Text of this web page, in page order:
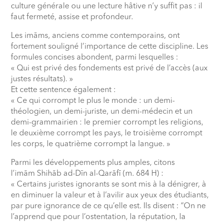
culture générale ou une lecture hâtive n’y suffit pas : il
faut fermeté, assise et profondeur.
Les imāms, anciens comme contemporains, ont
fortement souligné l’importance de cette discipline. Les
formules concises abondent, parmi lesquelles :
« Qui est privé des fondements est privé de l’accès (aux
justes résultats). »
Et cette sentence également :
« Ce qui corrompt le plus le monde : un demi-
théologien, un demi-juriste, un demi-médecin et un
demi-grammairien : le premier corrompt les religions,
le deuxième corrompt les pays, le troisième corrompt
les corps, le quatrième corrompt la langue. »
Parmi les développements plus amples, citons
l’imām Shihāb ad-Dīn al-Qarāfī (m. 684 H) :
« Certains juristes ignorants se sont mis à la dénigrer, à
en diminuer la valeur et à l’avilir aux yeux des étudiants,
par pure ignorance de ce qu’elle est. Ils disent : “On ne
l’apprend que pour l’ostentation, la réputation, la